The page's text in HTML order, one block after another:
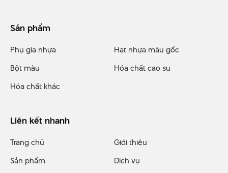
Sản phẩm
Phụ gia nhựa
Hạt nhựa màu gốc
Bột màu
Hóa chất cao su
Hóa chất khác
Liên kết nhanh
Trang chủ
Giới thiệu
Sản phẩm
Dịch vụ